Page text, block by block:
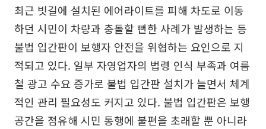
최근 빗길에 설치된 에어라이트를 피해 차도로 이동
하던 시민이 차량과 충돌할 뻔한 사례가 발생하는 등
불법 입간판이 보행자 안전을 위협하는 요인으로 지
적되고 있다. 일부 자영업자의 법령 인식 부족과 여름
철 광고 수요 증가로 불법 입간판 설치가 늘면서 체계
적인 관리 필요성도 커지고 있다. 불법 입간판은 보행
공간을 점유해 시민 통행에 불편을 초래할 뿐 아니라